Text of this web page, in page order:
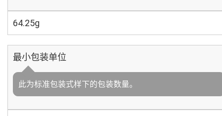
64.25g
最小包装单位
此为标准包装式样下的包装数量。